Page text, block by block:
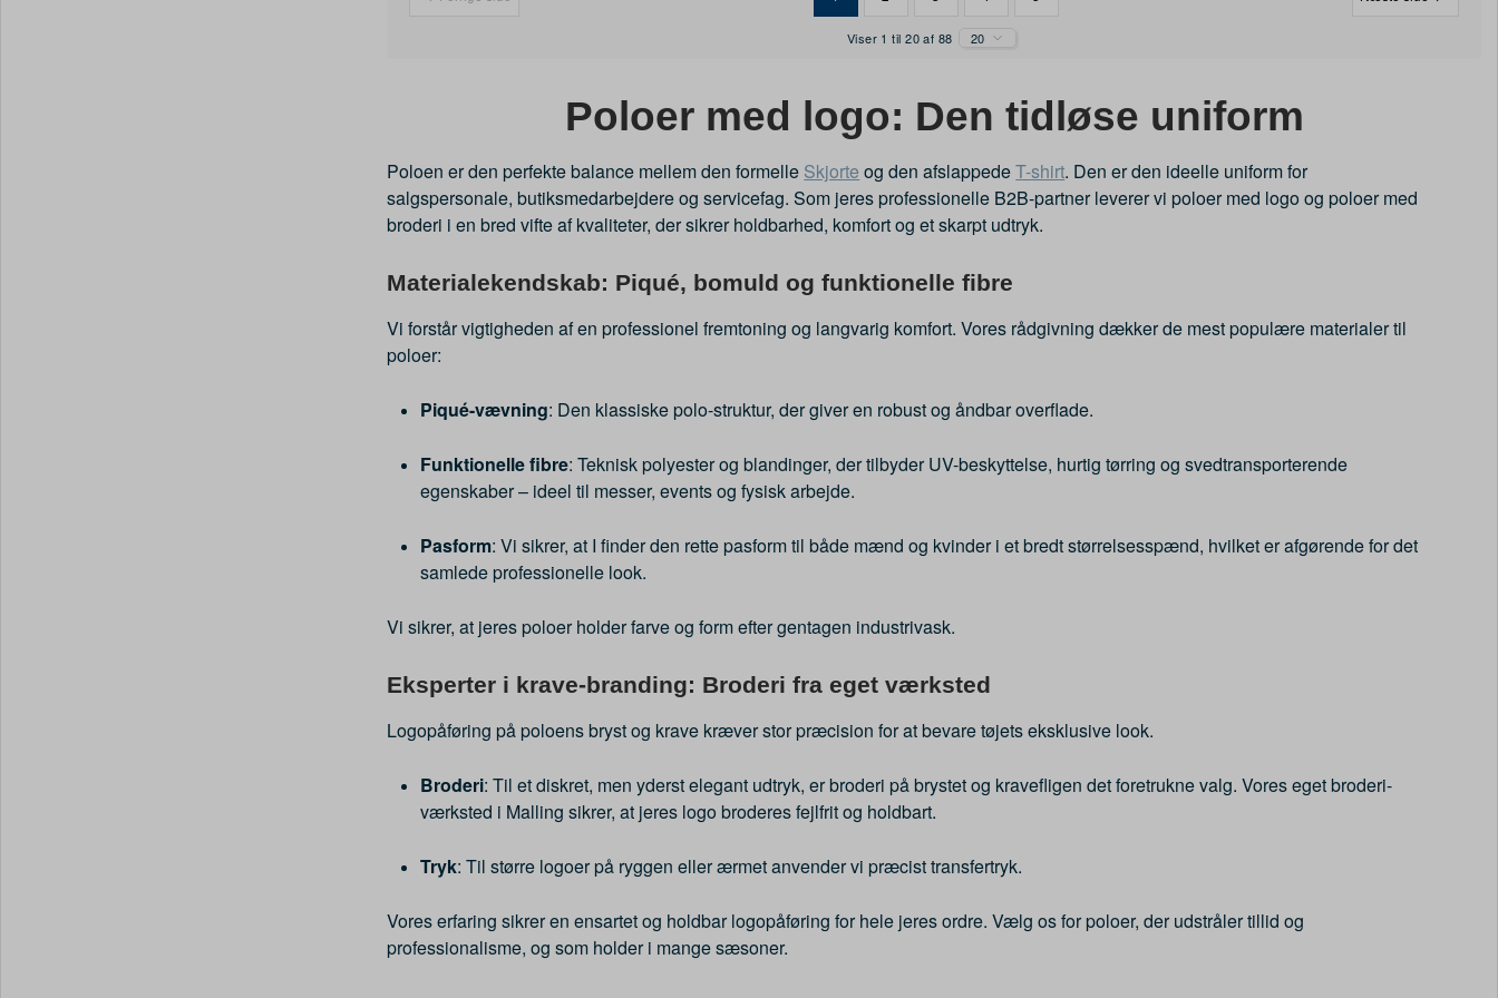
Viser 1 til 20 af 88 20
Poloer med logo: Den tidløse uniform
Poloen er den perfekte balance mellem den formelle Skjorte og den afslappedeT-shirt. Den er den ideelle uniform for
salgspersonale, butiksmedarbejdere og servicefag. Som jeres professionelle B2B-partner leverer vi poloer med logo og poloer med
broderi i en bred vifte af kvaliteter, der sikrer holdbarhed, komfort og et skarpt udtryk.
Materialekendskab: Piqué, bomuld og funktionelle fibre
Vi forstår vigtigheden af en professionel fremtoning og langvarig komfort. Vores rådgivning dækker de mest populære materialer til
poloer:
Piqué-vævning: Den klassiske polo-struktur, der giver en robust og åndbar overflade.
Funktionelle fibre: Teknisk polyester og blandinger, der tilbyder UV-beskyttelse, hurtig tørring og svedtransporterende
egenskaber – ideel til messer, events og fysisk arbejde.
Pasform: Vi sikrer, at I finder den rette pasform til både mænd og kvinder i et bredt størrelsesspænd, hvilket er afgørende for det
samlede professionelle look.
Vi sikrer, at jeres poloer holder farve og form efter gentagen industrivask.
Eksperter i krave-branding: Broderi fra eget værksted
Logopåføring på poloens bryst og krave kræver stor præcision for at bevare tøjets eksklusive look.
Broderi: Til et diskret, men yderst elegant udtryk, er broderi på brystet og kravefligen det foretrukne valg. Vores eget broderi-
værksted i Malling sikrer, at jeres logo broderes fejlfrit og holdbart.
Tryk: Til større logoer på ryggen eller ærmet anvender vi præcist transfertryk.
Vores erfaring sikrer en ensartet og holdbar logopåføring for hele jeres ordre. Vælg os for poloer, der udstråler tillid og
professionalisme, og som holder i mange sæsoner.